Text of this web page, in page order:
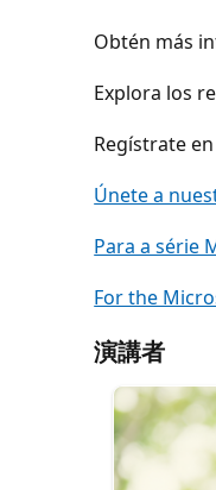
Obtén más
Explora los
Regístrate
Únete a
Para a série
For the
演講者